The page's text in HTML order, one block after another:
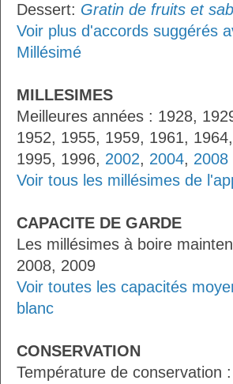
Dessert: Gratin de fruits et
Voir plus d'accords suggérés
Millésimé
MILLESIMES
Meilleures années : 1928,
1952, 1955, 1959, 1961,
1995, 1996, 2002, 2004, 2008
Voir tous les millésimes de
CAPACITE DE GARDE
Les millésimes à boire
2008, 2009
Voir toutes les capacités
blanc
CONSERVATION
Température de conservation